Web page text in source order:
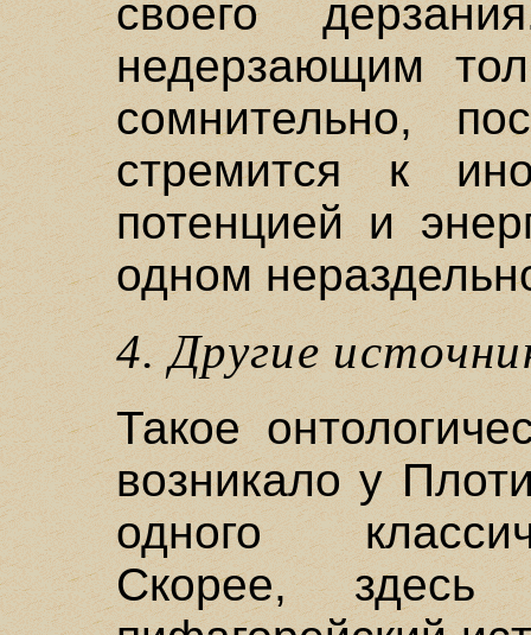
своего
недерзающим
сомнительно,
стремится к
потенцией и
одном
4. Другие
Такое
возникало у
одного
Скорее, здесь